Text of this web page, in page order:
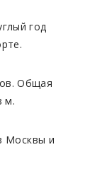
год
Общая
м.